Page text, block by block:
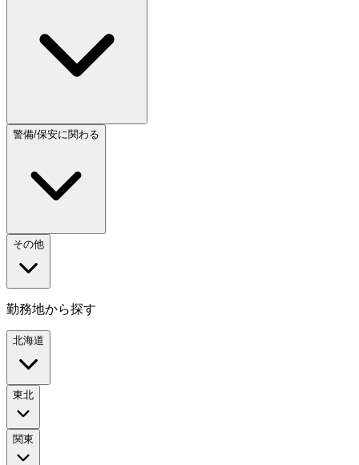
警備/保安に関わる
その他
勤務地から探す
北海道
東北
関東